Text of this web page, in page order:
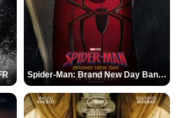
Spider-Man: Brand New Day Bande-annonce VO STFR